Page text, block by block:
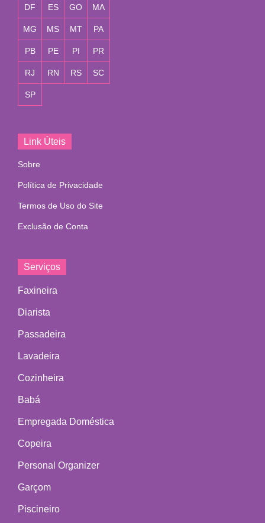
DF ES GO MA
MG MS MT PA
PB PE PI PR
RJ RN RS SC
SP
Link Úteis
Sobre
Política de Privacidade
Termos de Uso do Site
Exclusão de Conta
Serviços
Faxineira
Diarista
Passadeira
Lavadeira
Cozinheira
Babá
Empregada Doméstica
Copeira
Personal Organizer
Garçom
Piscineiro